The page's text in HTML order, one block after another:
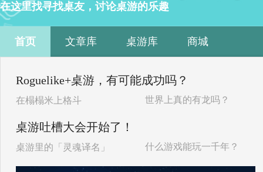
在这里找寻找桌友，讨论桌游的乐趣
首页 文章库 桌游库 商城
Roguelike+桌游，有可能成功吗？
在榻榻米上格斗 世界上真的有龙吗？
桌游吐槽大会开始了！
桌游里的「灵魂译名」 什么游戏能玩一千年？